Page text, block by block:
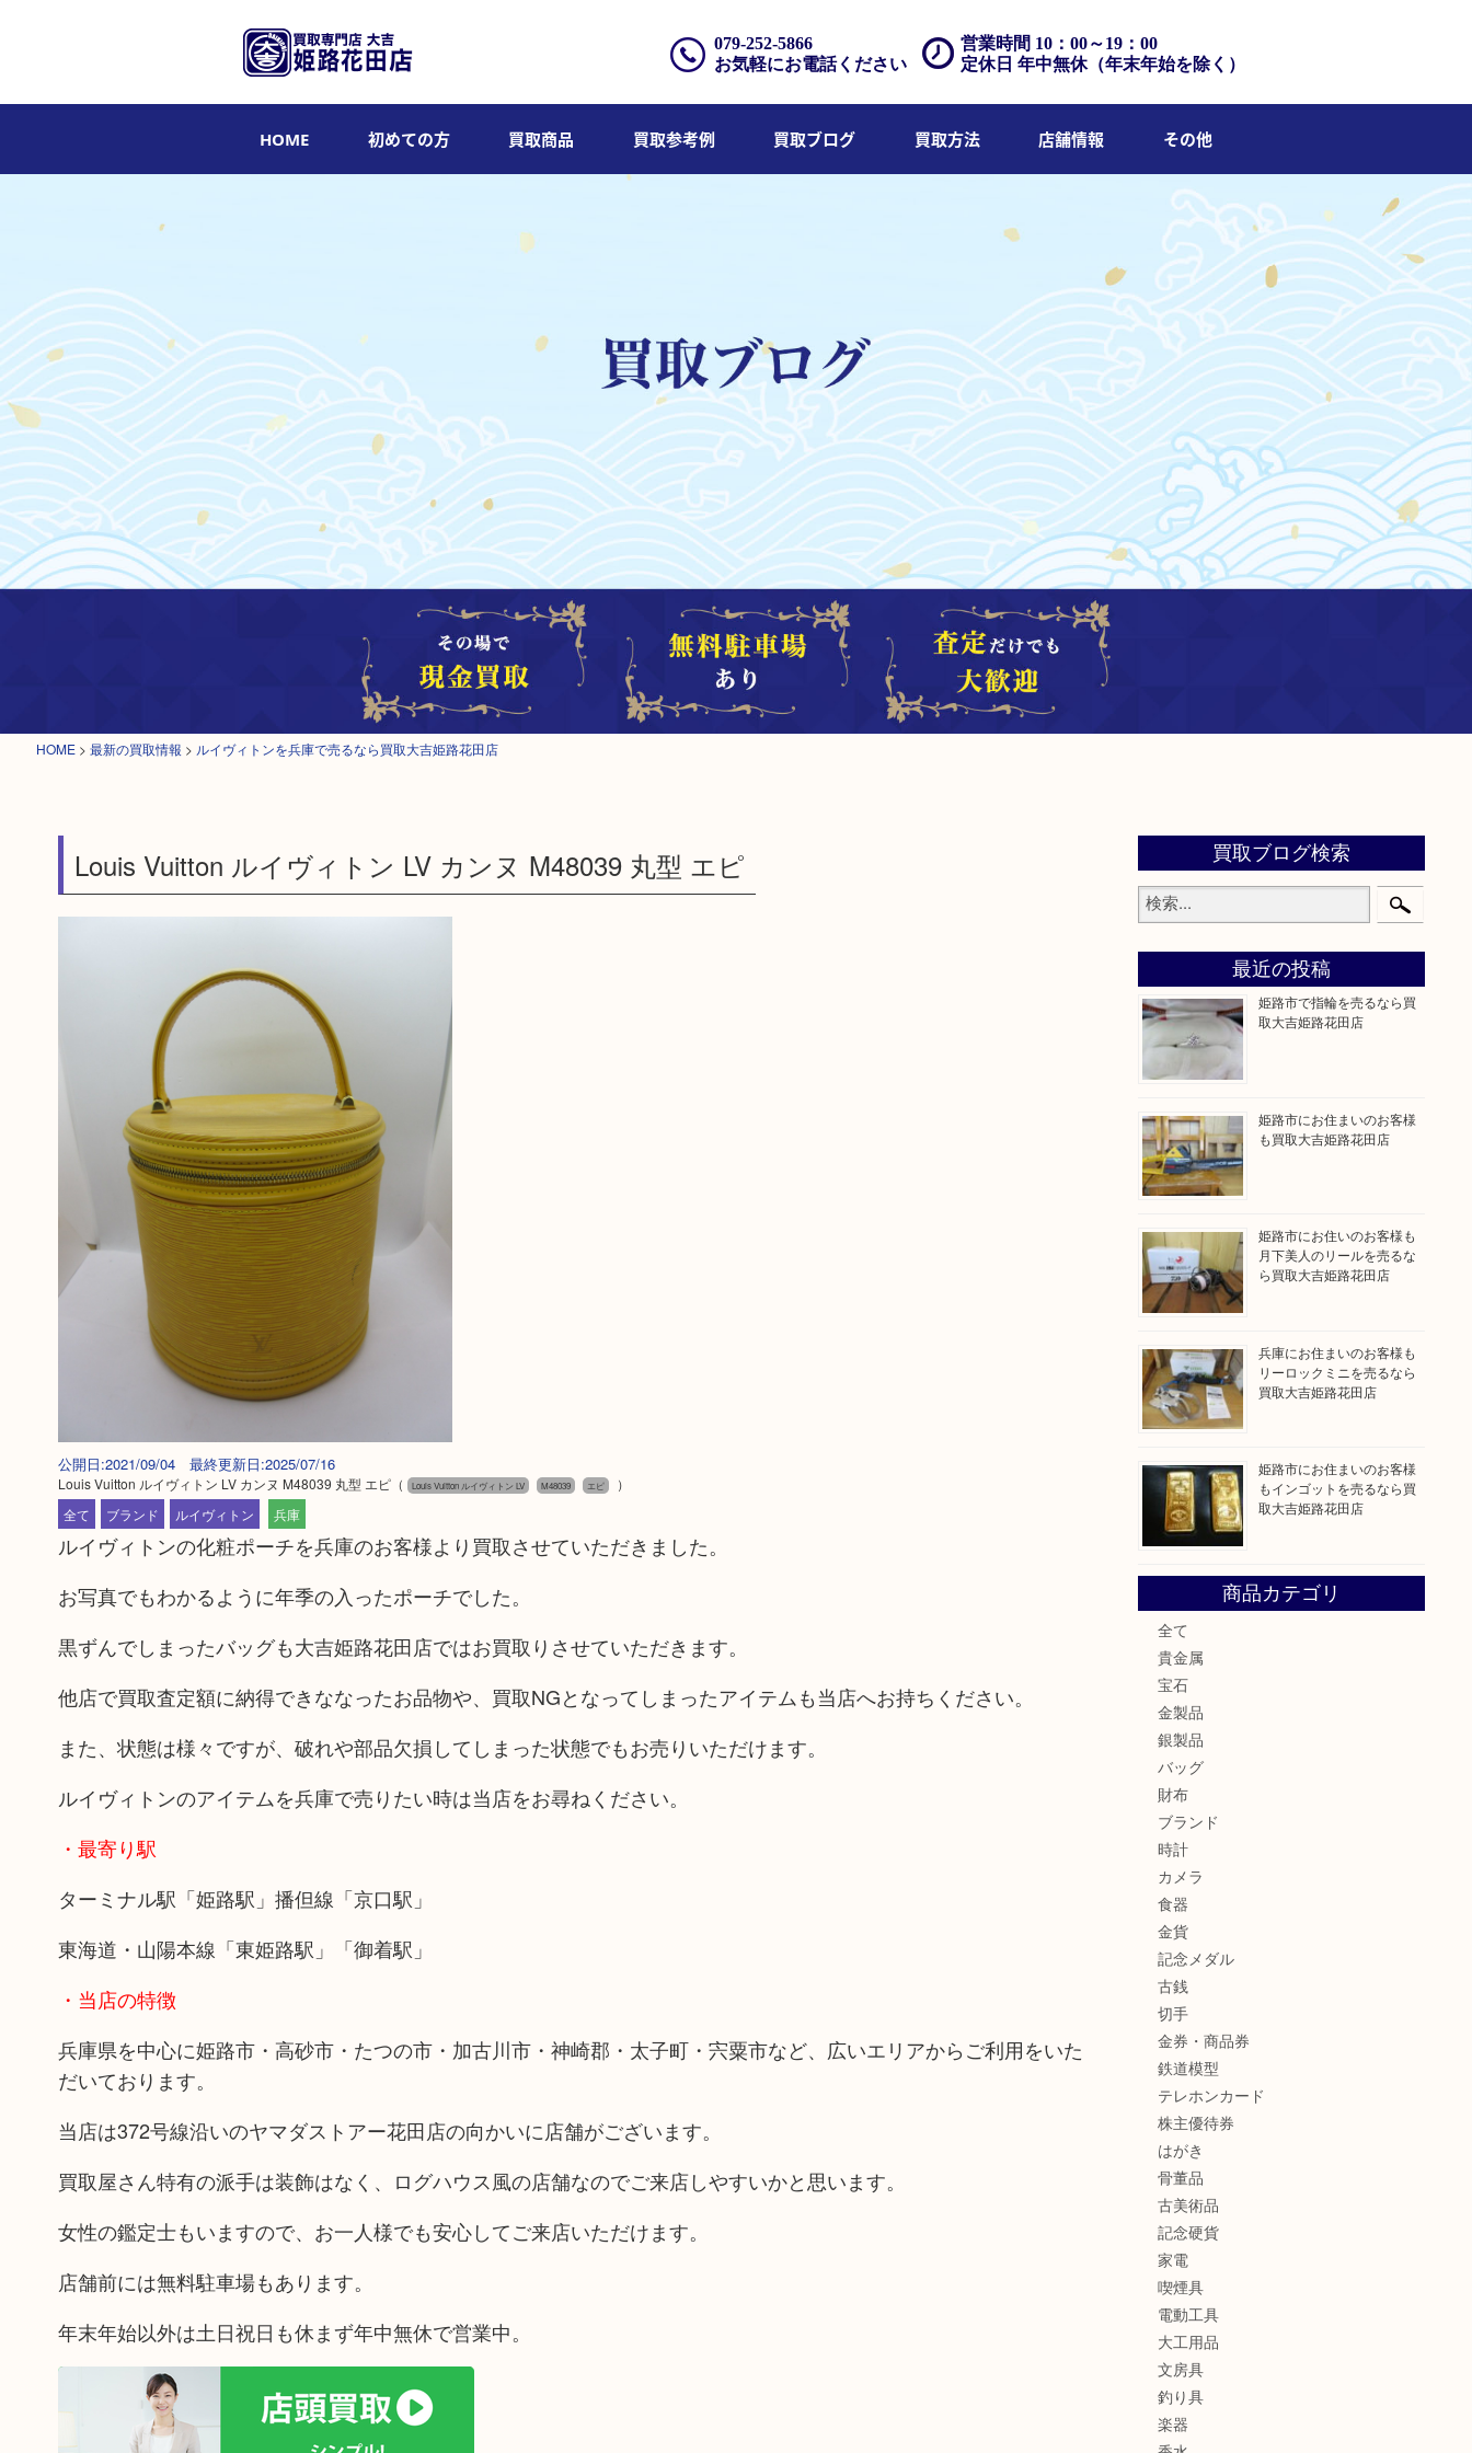
営業時間 10：00～19：00
定休日 年中無休（年末年始を除く）
079-252-5866
お気軽にお電話ください
HOME 初めての方 買取商品 買取参考例 買取ブログ 買取方法 店舗情報 その他
HOME > 最新の買取情報 > ルイヴィトンを兵庫で売るなら買取大吉姫路花田店
Louis Vuitton ルイヴィトン LV カンヌ M48039 丸型 エピ
公開日:2021/09/04 最終更新日:2025/07/16
Louis Vuitton ルイヴィトン LV カンヌ M48039 丸型 エピ（ Louis Vuitton ルイヴィトン LV M48039 エピ
）
全て
ブランド ルイヴィトン 兵庫
ルイヴィトンの化粧ポーチを兵庫のお客様より買取させていただきました。
お写真でもわかるように年季の入ったポーチでした。
黒ずんでしまったバッグも大吉姫路花田店ではお買取りさせていただきます。
他店で買取査定額に納得できななったお品物や、買取NGとなってしまったアイテムも当店へお持ちください。
また、状態は様々ですが、破れや部品欠損してしまった状態でもお売りいただけます。
ルイヴィトンのアイテムを兵庫で売りたい時は当店をお尋ねください。
・最寄り駅
ターミナル駅「姫路駅」播但線「京口駅」
東海道・山陽本線「東姫路駅」「御着駅」
・当店の特徴
兵庫県を中心に姫路市・高砂市・たつの市・加古川市・神崎郡・太子町・宍粟市など、広いエリアからご利用をいた
だいております。
当店は372号線沿いのヤマダストアー花田店の向かいに店舗がございます。
買取屋さん特有の派手は装飾はなく、ログハウス風の店舗なのでご来店しやすいかと思います。
女性の鑑定士もいますので、お一人様でも安心してご来店いただけます。
店舗前には無料駐車場もあります。
年末年始以外は土日祝日も休まず年中無休で営業中。
買取ブログ検索
最近の投稿
姫路市で指輪を売るなら買
取大吉姫路花田店
姫路市にお住まいのお客様
も買取大吉姫路花田店
姫路市にお住いのお客様も
月下美人のリールを売るな
ら買取大吉姫路花田店
兵庫にお住まいのお客様も
リーロックミニを売るなら
買取大吉姫路花田店
姫路市にお住まいのお客様
もインゴットを売るなら買
取大吉姫路花田店
商品カテゴリ
全て
貴金属
宝石
金製品
銀製品
バッグ
財布
ブランド
時計
カメラ
食器
金貨
記念メダル
古銭
切手
金券・商品券
鉄道模型
テレホンカード
株主優待券
はがき
骨董品
古美術品
記念硬貨
家電
喫煙具
電動工具
大工用品
文房具
釣り具
楽器